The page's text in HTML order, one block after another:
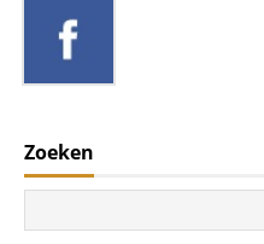
Zoeken